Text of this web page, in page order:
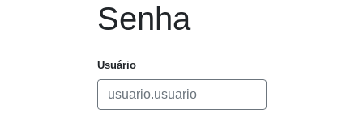
Senha
Usuário